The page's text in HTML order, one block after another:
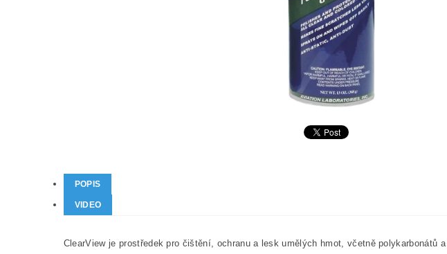
POPIS
VIDEO
ClearView je prostředek pro čištění, ochranu a lesk umělých hmot, včetně polykarbonátů